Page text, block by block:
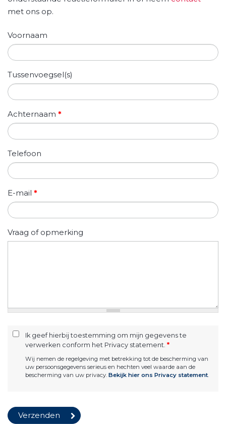
met ons op.
Voornaam
Tussenvoegsel(s)
Achternaam *
Telefoon
E-mail *
Vraag of opmerking
Ik geef hierbij toestemming om mijn gegevens te
verwerken conform het Privacy statement. *
Wij nemen de regelgeving met betrekking tot de bescherming van
uw persoonsgegevens serieus en hechten veel waarde aan de
bescherming van uw privacy. Bekijk hier ons Privacy statement.